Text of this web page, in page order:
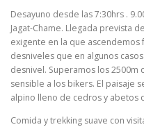
Desayuno desde las 7:30hrs .
Jagat-Chame. Llegada prevista
exigente en la que
desniveles que en algunos
desnivel. Superamos los
sensible a los bikers. El paisaje
alpino lleno de cedros y abetos
Comida y trekking suave con